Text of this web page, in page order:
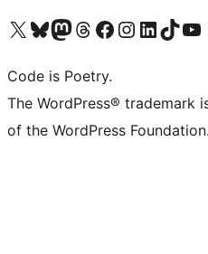
Visita il nostro account X (ex Twitter)
Visita il nostro account Bluesky
Visita il nostro account Mastodon
Visita il nostro account Threads
Visita la nostra pagina Facebook
Visita il nostro account
Visita il nostro account
Visita il nostroVisita il
Code is Poetry.
The WordPress® trademark
of the WordPress Foundation.